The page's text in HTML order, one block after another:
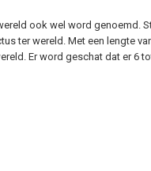
ook wel word genoemd.
ter wereld. Met een lengte
Er word geschat dat er 6